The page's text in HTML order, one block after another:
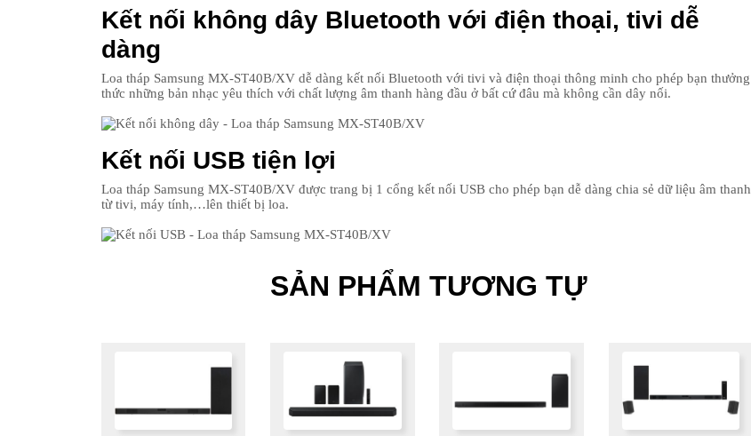
Kết nối không dây Bluetooth với điện thoại, tivi dễ
dàng
Loa tháp Samsung MX-ST40B/XV dễ dàng kết nối Bluetooth với tivi và điện thoại thông minh cho phép bạn thưởng
thức những bản nhạc yêu thích với chất lượng âm thanh hàng đầu ở bất cứ đâu mà không cần dây nối.
Kết nối USB tiện lợi
Loa tháp Samsung MX-ST40B/XV được trang bị 1 cổng kết nối USB cho phép bạn dễ dàng chia sẻ dữ liệu âm thanh
từ tivi, máy tính,…lên thiết bị loa.
SẢN PHẨM TƯƠNG TỰ